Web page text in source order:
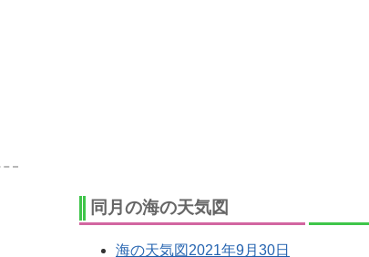
同月の海の天気図
海の天気図2021年9月30日